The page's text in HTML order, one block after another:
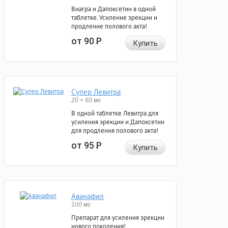
Виагра и Дапоксетин в одной
таблетке. Усиление эрекции и
продление полового акта!
от 90Р Купить
Супер Левитра
20 + 60 мг
В одной таблетке Левитра для
усиления эрекции и Дапоксетин
для продления полового акта!
от 95Р Купить
Аванафил
100 мг
Препарат для усиления эрекции